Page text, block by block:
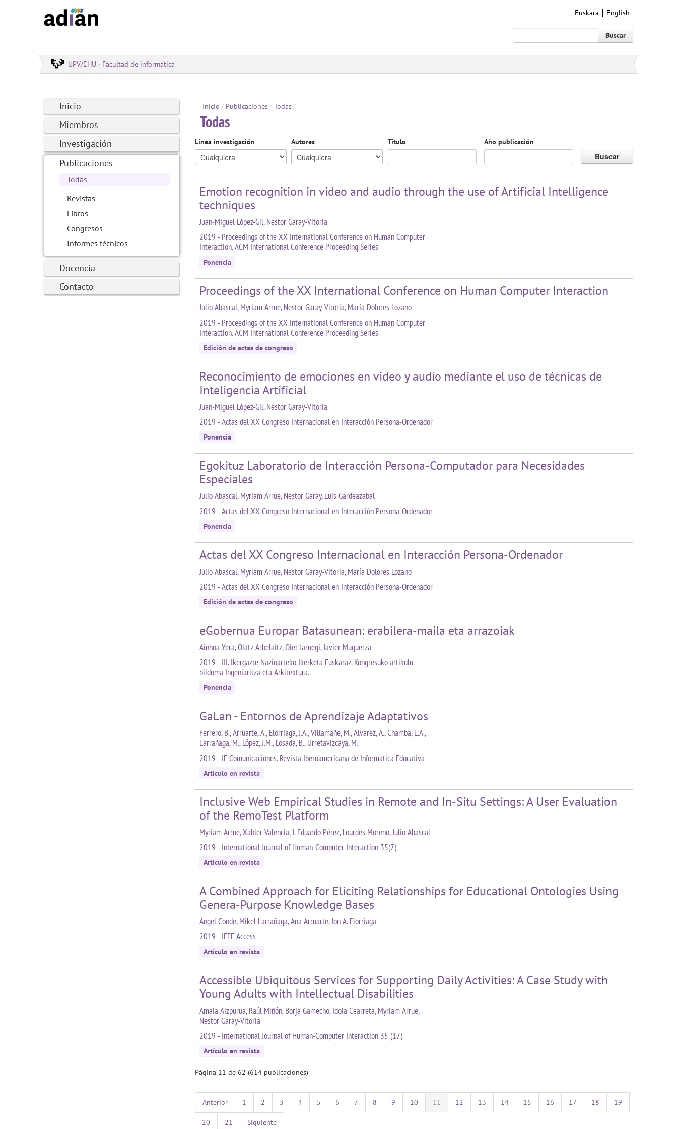
Euskara English
Buscar
UPV/EHU · Facultad de informática
Inicio
Miembros
Investigación
Publicaciones
Todas
Revistas
Libros
Congresos
Informes técnicos
Docencia
Contacto
Inicio / Publicaciones/ Todas/
Todas
Línea investigación Autores Título Año publicación
Buscar
Emotion recognition in video and audio through the use of Artificial Intelligence
techniques
Juan-Miguel López-Gil, Nestor Garay-Vitoria
2019 - Proceedings of the XX International Conference on Human Computer
Interaction. ACM International Conference Proceeding Series
Ponencia
Proceedings of the XX International Conference on Human Computer Interaction
Julio Abascal, Myriam Arrue, Nestor Garay-Vitoria, María Dolores Lozano
2019 - Proceedings of the XX International Conference on Human Computer
Interaction. ACM International Conference Proceeding Series
Edición de actas de congreso
Reconocimiento de emociones en video y audio mediante el uso de técnicas de
Inteligencia Artificial
Juan-Miguel López-Gil, Nestor Garay-Vitoria
2019 - Actas del XX Congreso Internacional en Interacción Persona-Ordenador
Ponencia
Egokituz Laboratorio de Interacción Persona-Computador para Necesidades
Especiales
Julio Abascal, Myriam Arrue, Nestor Garay, Luis Gardeazabal
2019 - Actas del XX Congreso Internacional en Interacción Persona-Ordenador
Ponencia
Actas del XX Congreso Internacional en Interacción Persona-Ordenador
Julio Abascal, Myriam Arrue, Nestor Garay-Vitoria, María Dolores Lozano
2019 - Actas del XX Congreso Internacional en Interacción Persona-Ordenador
Edición de actas de congreso
eGobernua Europar Batasunean: erabilera-maila eta arrazoiak
Ainhoa Yera, Olatz Arbelaitz, Oier Jaruegi, Javier Muguerza
2019 - III. Ikergazte Nazioarteko Ikerketa Euskaraz. Kongresuko artikulu-
bilduma Ingeniaritza eta Arkitektura.
Ponencia
GaLan - Entornos de Aprendizaje Adaptativos
Ferrero, B., Arruarte, A., Elorriaga, J.A., Villamañe, M., Alvarez, A., Chamba, L.A.,
Larrañaga, M., López, J.M., Losada, B., Urretavizcaya, M.
2019 - IE Comunicaciones. Revista Iberoamericana de Informatica Educativa
Artículo en revista
Inclusive Web Empirical Studies in Remote and In-Situ Settings: A User Evaluation
of the RemoTest Platform
Myriam Arrue, Xabier Valencia, J. Eduardo Pérez, Lourdes Moreno, Julio Abascal
2019 - International Journal of Human-Computer Interaction 35(7)
Artículo en revista
A Combined Approach for Eliciting Relationships for Educational Ontologies Using
Genera-Purpose Knowledge Bases
Ángel Conde, Mikel Larrañaga, Ana Arruarte, Jon A. Elorriaga
2019 - IEEE Access
Artículo en revista
Accessible Ubiquitous Services for Supporting Daily Activities: A Case Study with
Young Adults with Intellectual Disabilities
Amaia Aizpurua, Raúl Miñón, Borja Gamecho, Idoia Cearreta, Myriam Arrue,
Nestor Garay-Vitoria
2019 - International Journal of Human-Computer Interaction 35 (17)
Artículo en revista
Página 11 de 62 (614 publicaciones)
Anterior 1 2 3 4 5 6 7 8 9 10 11 12 13 14 15 16 17 18 19
20 21 Siguiente